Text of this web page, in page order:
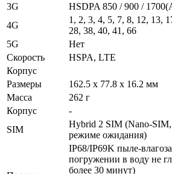
3G
HSDPA 850 / 900 /
4G
1, 2, 3, 4, 5, 7, 8, 12, 13,
28, 38, 40, 41, 66
5G
Нет
Скорость
HSPA, LTE
Корпус
Размеры
162.5 x 77.8 x 16.2 мм
Масса
262 г
Корпус
-
SIM
Hybrid 2 SIM (Nano-
режиме ожидания)
IP68/IP69K пыле-
погружении в воду не
более 30 минут)